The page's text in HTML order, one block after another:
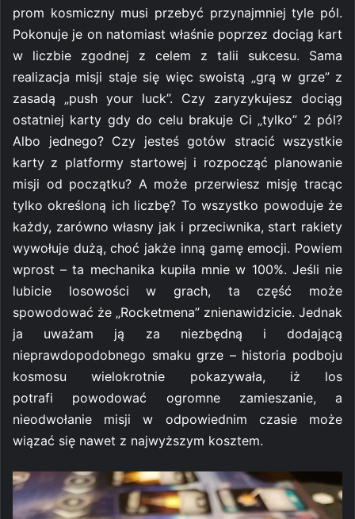
prom kosmiczny musi przebyć przynajmniej tyle pól.
Pokonuje je on natomiast właśnie poprzez dociąg kart
w liczbie zgodnej z celem z talii sukcesu. Sama
realizacja misji staje się więc swoistą „grą w grze” z
zasadą „push your luck”. Czy zaryzykujesz dociąg
ostatniej karty gdy do celu brakuje Ci „tylko” 2 pól?
Albo jednego? Czy jesteś gotów stracić wszystkie
karty z platformy startowej i rozpocząć planowanie
misji od początku? A może przerwiesz misję tracąc
tylko określoną ich liczbę? To wszystko powoduje że
każdy, zarówno własny jak i przeciwnika, start rakiety
wywołuje dużą, choć jakże inną gamę emocji. Powiem
wprost – ta mechanika kupiła mnie w 100%. Jeśli nie
lubicie losowości w grach, ta część może
spowodować że „Rocketmena” znienawidzicie. Jednak
ja uważam ją za niezbędną i dodającą
nieprawdopodobnego smaku grze – historia podboju
kosmosu wielokrotnie pokazywała, iż los
potrafi powodować ogromne zamieszanie, a
nieodwołanie misji w odpowiednim czasie może
wiązać się nawet z najwyższym kosztem.